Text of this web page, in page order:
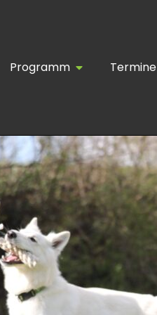
Programm Öffne Programm
Termine